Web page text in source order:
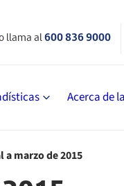
Acerca de
llama al600 836 9000
marzo de 2015